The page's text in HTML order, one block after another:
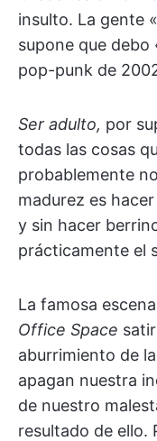
insulto. La gente
supone que debo
pop-punk de
Ser adulto, por
todas las cosas
probablemente
madurez es
y sin hacer
prácticamente el
La famosa
Office Space
aburrimiento de
apagan nuestra
de nuestro
resultado de ello.